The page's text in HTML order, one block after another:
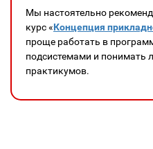
Мы настоятельно
курс «Концепция
проще работать в
подсистемами и понимать
практикумов.